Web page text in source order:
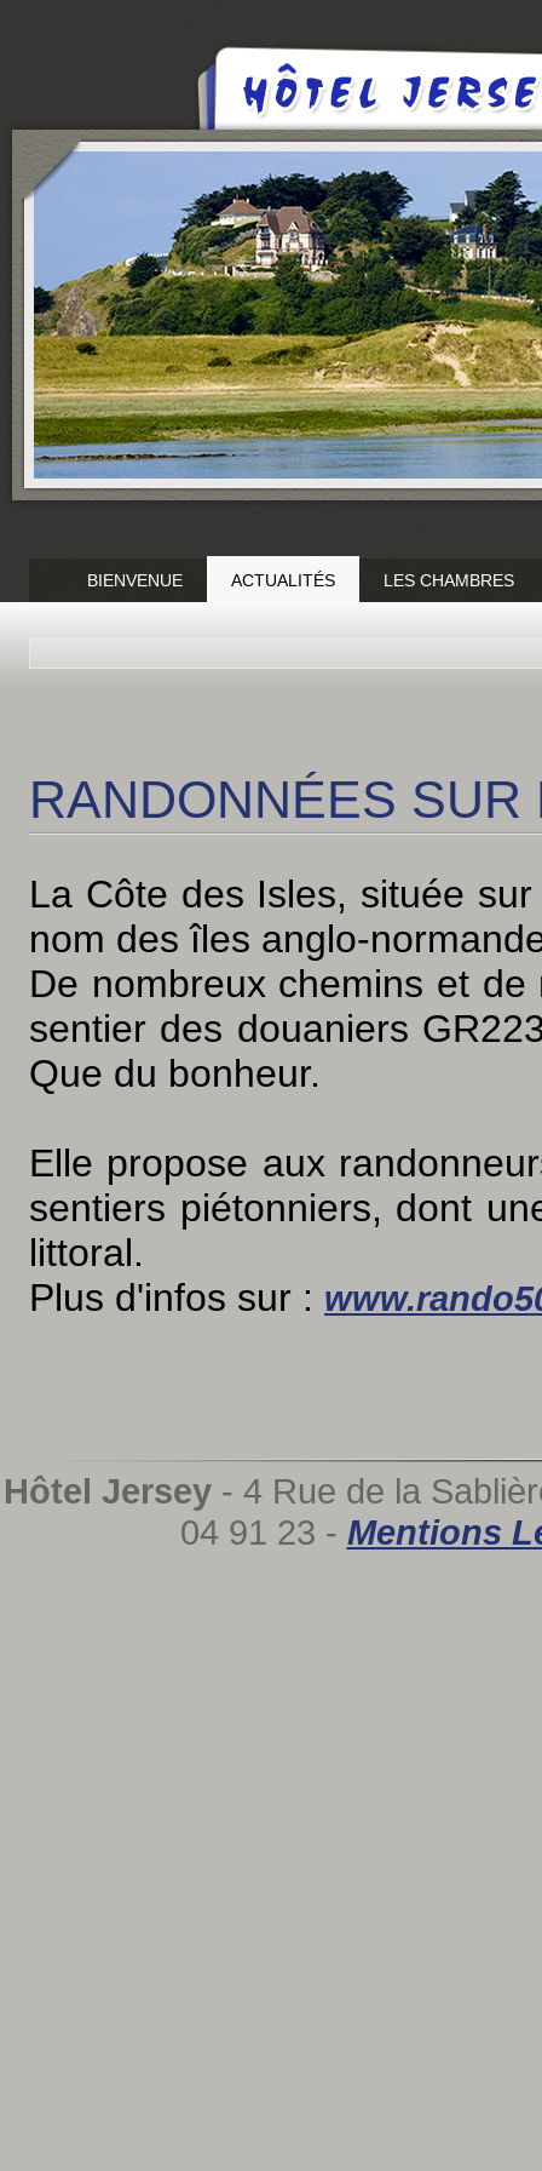
BIENVENUE ACTUALITÉS LES CHAMBRES
RANDONNÉES
La Côte des Isles, située
nom des îles anglo-
De nombreux chemins et
sentier des douaniers
Que du bonheur.
Elle propose aux
sentiers piétonniers, dont
littoral.
Plus d'infos sur :
Hôtel Jersey - 4 Rue de la
04 91 23 - Mentions